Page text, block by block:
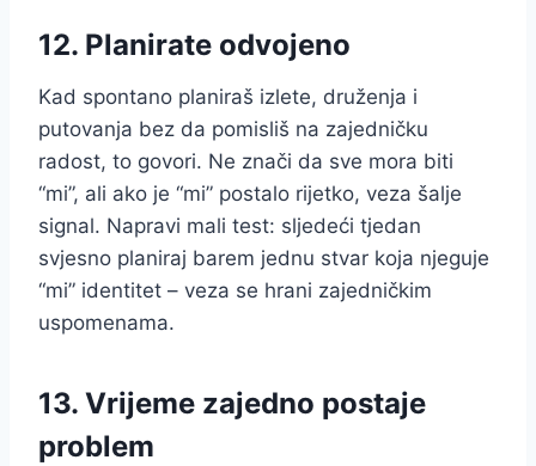
12. Planirate odvojeno
Kad spontano planiraš izlete, druženja i
putovanja bez da pomisliš na zajedničku
radost, to govori. Ne znači da sve mora biti
“mi”, ali ako je “mi” postalo rijetko, veza šalje
signal. Napravi mali test: sljedeći tjedan
svjesno planiraj barem jednu stvar koja njeguje
“mi” identitet – veza se hrani zajedničkim
uspomenama.
13. Vrijeme zajedno postaje
problem